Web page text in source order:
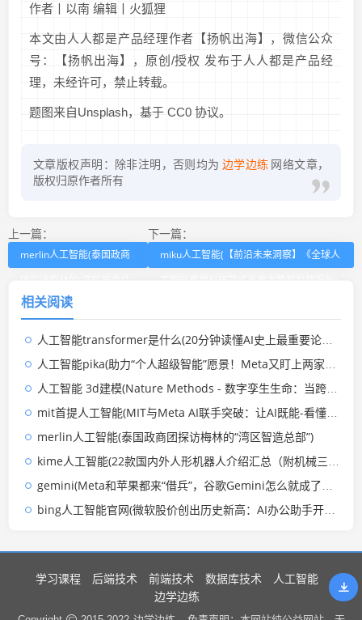
作者丨以南 编辑丨火狐狸
本文由人人都是产品经理作者【扬帆出海】，微信公众
号：【扬帆出海】，原创/授权 发布于人人都是产品经
理，未经许可，禁止转载。
题图来自Unsplash，基于 CC0 协议。
文章版权声明：除非注明，否则均为 边学边练 网络文章，
版权归原作者所有
上一篇：
merlin人工智能(泰国政商
部”)
下一篇：
miku人工智能(【前沿未来洞察】《全球人
相关阅读
人工智能transformer是什么(20分钟读懂AI史上最重要论文：Transformer到底是什么？)
人工智能pika(助力“个人超级智能”愿景！Meta又盯上两家AI视频公司 企图纳入麾下)
人工智能 3d建模(Nature Methods - 数字孪生生命：当跨物种基因组学与AI基础模型在三维空间中“折叠”)
mit首提人工智能(MIT与Meta AI联手突破：让AI既能-看懂-又能-画美-的神奇技术)
merlin人工智能(泰国政商团探访梅林的“湾区智造总部”)
kime人工智能(22款国内外人形机器人介绍汇总（附机械三维模型）)
gemini(Meta和苹果都来“借兵”，谷歌Gemini怎么就成了硅谷“托底王”？)
bing人工智能官网(微软股价创出历史新高：AI办公助手开始收费，还“劈腿”Meta)
学习课程 后端技术 前端技术 数据库技术
人工智能
边学边练